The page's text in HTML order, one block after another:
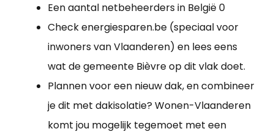
Een aantal netbeheerders in België 0
Check energiesparen.be (speciaal voor
inwoners van Vlaanderen) en lees eens
wat de gemeente Bièvre op dit vlak doet.
Plannen voor een nieuw dak, en combineer
je dit met dakisolatie? Wonen-Vlaanderen
komt jou mogelijk tegemoet met een